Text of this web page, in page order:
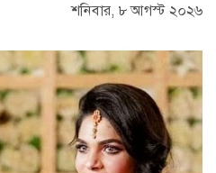
শনিবার, ৮ আগস্ট ২০২৬